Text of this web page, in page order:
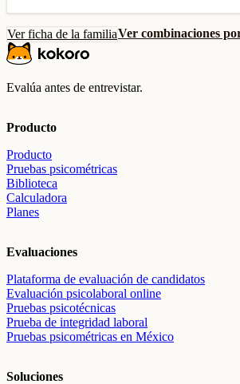
Ver ficha de la familiaVer combinaciones
Evalúa antes de entrevistar.
Producto
Producto
Pruebas psicométricas
Biblioteca
Calculadora
Planes
Evaluaciones
Plataforma de evaluación de candidatos
Evaluación psicolaboral online
Pruebas psicotécnicas
Prueba de integridad laboral
Pruebas psicométricas en México
Soluciones